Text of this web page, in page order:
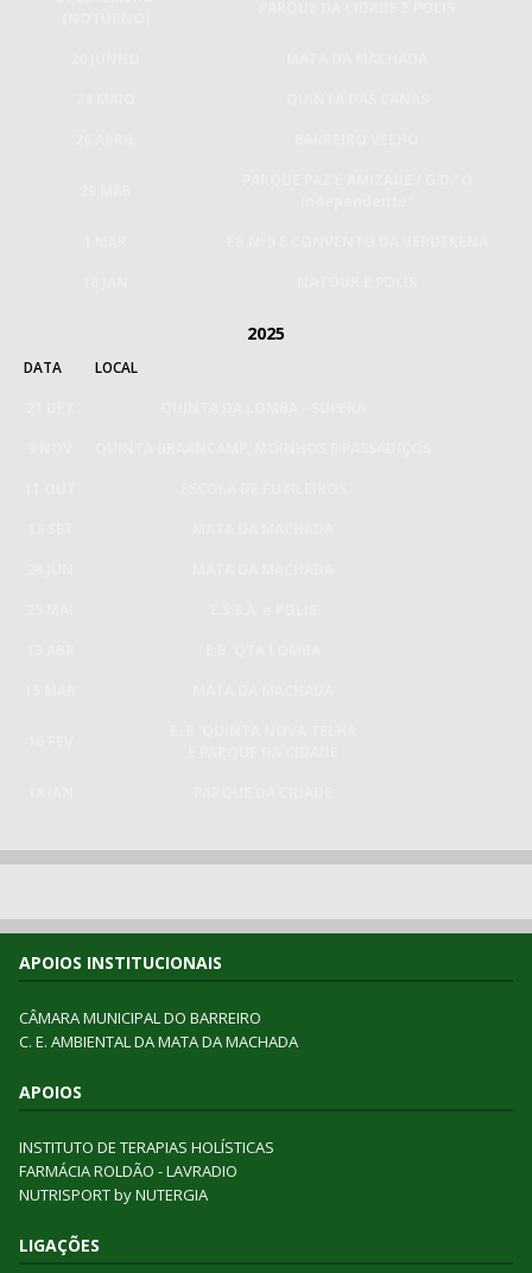
2025
DATA LOCAL
APOIOS INSTITUCIONAIS
CÂMARA MUNICIPAL DO BARREIRO
C. E. AMBIENTAL DA MATA DA MACHADA
APOIOS
INSTITUTO DE TERAPIAS HOLÍSTICAS
FARMÁCIA ROLDÃO - LAVRADIO
NUTRISPORT by NUTERGIA
LIGAÇÕES